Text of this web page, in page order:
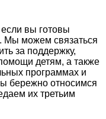
вы готовы
Мы можем связаться
за поддержку,
детям, а также
программах и
бережно относимся
их третьим